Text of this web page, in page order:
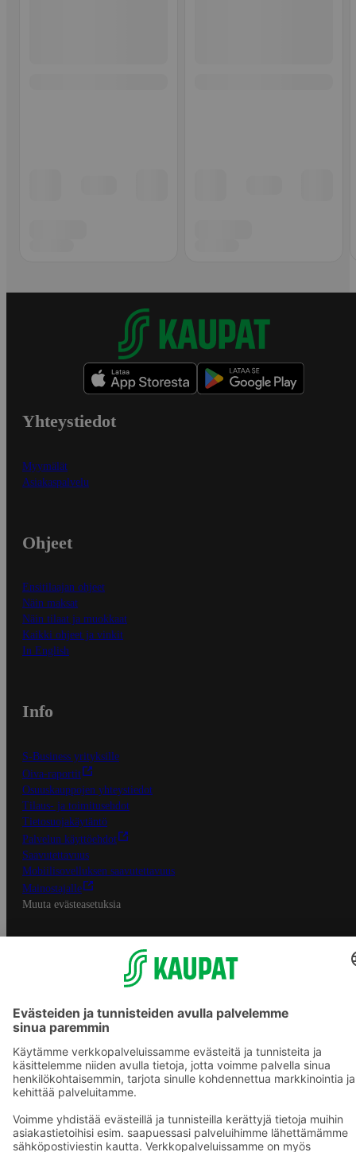
Yhteystiedot
Myymälät
Asiakaspalvelu
Ohjeet
Ensitilaajan ohjeet
Näin maksat
Näin tilaat ja muokkaat
Kaikki ohjeet ja vinkit
In English
Info
S-Business yrityksille
Oiva-raportit
Osuuskauppojen yhteystiedot
Tilaus- ja toimitusehdot
Tietosuojakäytäntö
Palvelun käyttöehdot
Saavutettavuus
Mobiilisovelluksen saavutettavuus
Mainostajalle
Muuta evästeasetuksia
S-ryhmän palvelut
S-ryhmä
Asiakasomistajuus
Yhteishyvä Ruoka -sovellus
S-ostoslista -sovellus
Prisma.fi
Sokos.fi
S-Pankki
Yhteishyvä